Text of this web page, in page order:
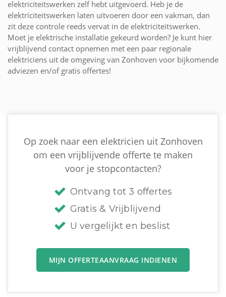
elektriciteitswerken zelf hebt uitgevoerd. Heb je de
elektriciteitswerken laten uitvoeren door een vakman, dan
zit deze controle reeds vervat in de elektriciteitswerken.
Moet je elektrische installatie gekeurd worden? Je kunt hier
vrijblijvend contact opnemen met een paar regionale
elektriciens uit de omgeving van Zonhoven voor bijkomende
adviezen en/of gratis offertes!
Op zoek naar een elektricien uit Zonhoven
om een vrijblijvende offerte te maken
voor je stopcontacten?
Ontvang tot 3 offertes
Gratis & Vrijblijvend
U vergelijkt en beslist
MIJN OFFERTEAANVRAAG INDIENEN